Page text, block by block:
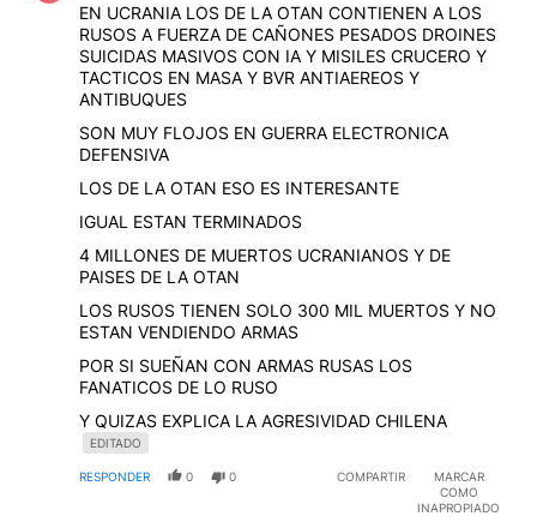
EN UCRANIA LOS DE LA OTAN CONTIENEN A LOS
RUSOS A FUERZA DE CAÑONES PESADOS DROINES
SUICIDAS MASIVOS CON IA Y MISILES CRUCERO Y
TACTICOS EN MASA Y BVR ANTIAEREOS Y
ANTIBUQUES
SON MUY FLOJOS EN GUERRA ELECTRONICA
DEFENSIVA
LOS DE LA OTAN ESO ES INTERESANTE
IGUAL ESTAN TERMINADOS
4 MILLONES DE MUERTOS UCRANIANOS Y DE
PAISES DE LA OTAN
LOS RUSOS TIENEN SOLO 300 MIL MUERTOS Y NO
ESTAN VENDIENDO ARMAS
POR SI SUEÑAN CON ARMAS RUSAS LOS
FANATICOS DE LO RUSO
Y QUIZAS EXPLICA LA AGRESIVIDAD CHILENA
EDITADO
RESPONDER 0 0 COMPARTIR
MARCAR
COMO
INAPROPIADO